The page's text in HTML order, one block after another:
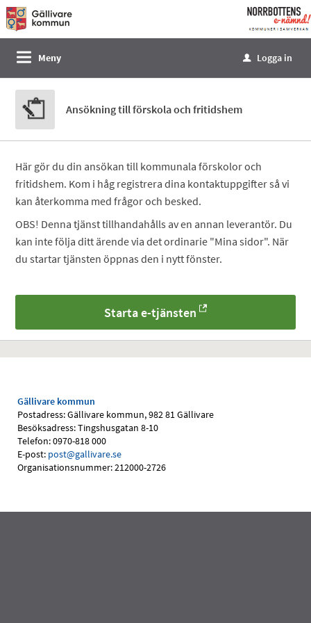
Välkommen
till
tjänster
Norrbottens
enämnd
Meny u Logga in
Ansökning till förskola och fritidshem
Här gör du din ansökan till kommunala förskolor och
fritidshem. Kom i håg registrera dina kontaktuppgifter så vi
kan återkomma med frågor och besked.
OBS! Denna tjänst tillhandahålls av en annan leverantör. Du
kan inte följa ditt ärende via det ordinarie "Mina sidor". När
du startar tjänsten öppnas den i nytt fönster.
Starta e-tjänsten
Gällivare kommun
Postadress: Gällivare kommun, 982 81 Gällivare
Besöksadress: Tingshusgatan 8-10
Telefon: 0970-818 000
E-post: post@gallivare.se
Organisationsnummer: 212000-2726